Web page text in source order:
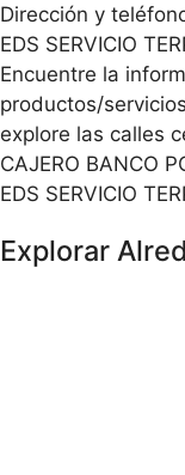
Dirección y
EDS SERVICIO
Encuentre la
productos/
explore las calles
CAJERO BANCO
EDS SERVICIO
Explorar